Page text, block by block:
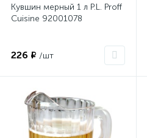
Кувшин мерный 1 л P.L. Proff
Cuisine 92001078
226 ₽ /шт